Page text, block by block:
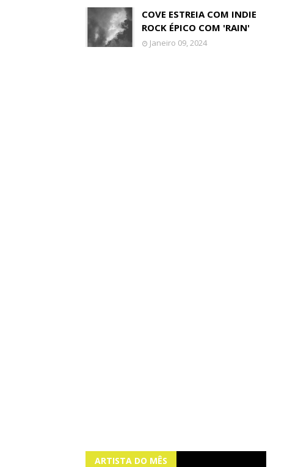
COVE ESTREIA COM INDIE
ROCK ÉPICO COM 'RAIN'
Janeiro 09, 2024
ARTISTA DO MÊS